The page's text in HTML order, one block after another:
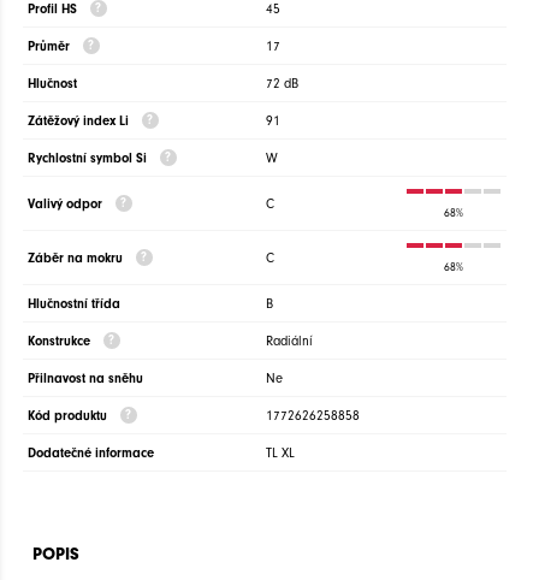
Profil HS 45
Průměr 17
Hlučnost 72 dB
Zátěžový index Li 91
Rychlostní symbol Si W
Valivý odpor C
68%
Záběr na mokru C
68%
Hlučnostní třída B
Konstrukce Radiální
Přilnavost na sněhu Ne
Kód produktu 1772626258858
Dodatečné informace TL XL
POPIS